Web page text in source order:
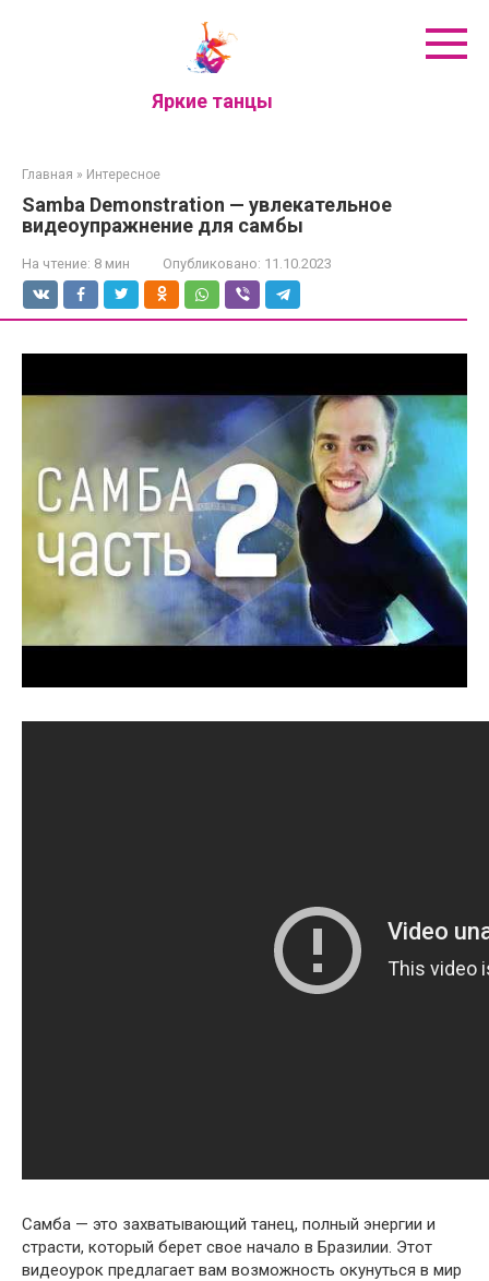
Яркие танцы
Главная » Интересное
Samba Demonstration — увлекательное
видеоупражнение для самбы
На чтение: 8 мин Опубликовано: 11.10.2023
Самба — это захватывающий танец, полный энергии и
страсти, который берет свое начало в Бразилии. Этот
видеоурок предлагает вам возможность окунуться в мир